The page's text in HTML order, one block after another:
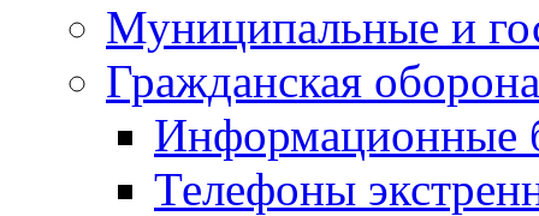
Муниципальные и
Гражданская
Информационные
Телефоны